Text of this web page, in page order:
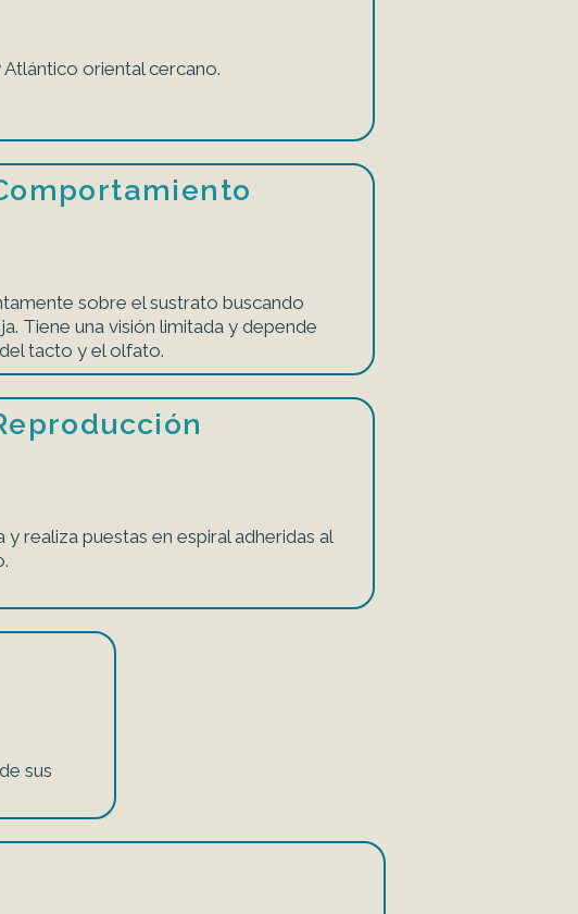
oriental cercano.
sobre el sustrato buscando
Tiene una visión limitada y depende
tacto y el olfato.
y realiza puestas en espiral adheridas al
sus